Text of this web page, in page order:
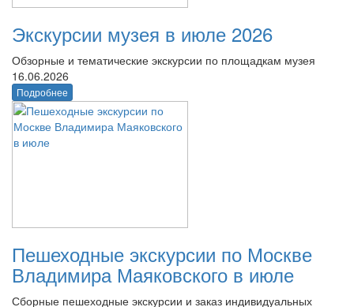
Экскурсии музея в июле 2026
Обзорные и тематические экскурсии по площадкам музея
16.06.2026
Подробнее
Пешеходные экскурсии по Москве
Владимира Маяковского в июле
Сборные пешеходные экскурсии и заказ индивидуальных